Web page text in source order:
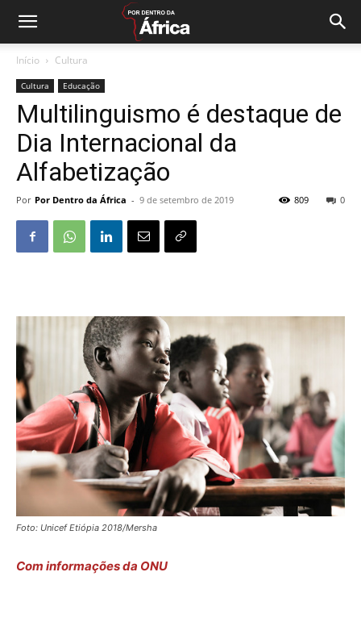
Início Cultura
Cultura Educação
Multilinguismo é destaque de
Dia Internacional da
Alfabetização
Por Por Dentro da África - 9 de setembro de 2019 0
809
Foto: Unicef Etiópia 2018/Mersha
Com informações da ONU